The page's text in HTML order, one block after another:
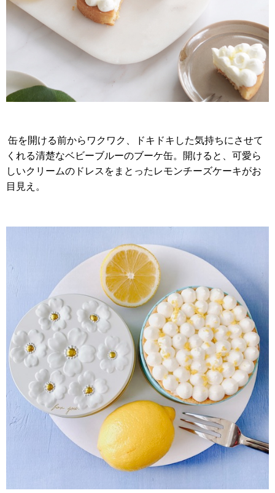
缶を開ける前からワクワク、ドキドキした気持ちにさせて
くれる清楚なベビーブルーのブーケ缶。開けると、可愛ら
しいクリームのドレスをまとったレモンチーズケーキがお
目見え。